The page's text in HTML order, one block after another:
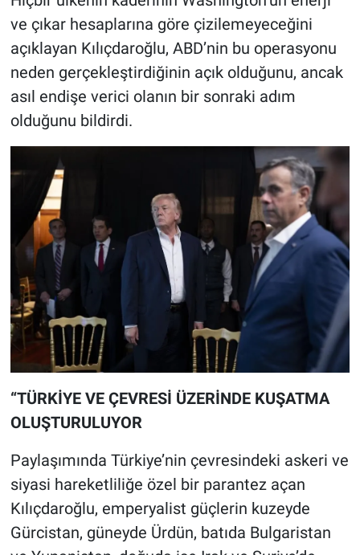
ve çıkar hesaplarına göre çizilemeyeceğini
açıklayan Kılıçdaroğlu, ABD’nin bu operasyonu
neden gerçekleştirdiğinin açık olduğunu, ancak
asıl endişe verici olanın bir sonraki adım
olduğunu bildirdi.
“TÜRKİYE VE ÇEVRESİ ÜZERİNDE KUŞATMA
OLUŞTURULUYOR
Paylaşımında Türkiye’nin çevresindeki askeri ve
siyasi hareketliliğe özel bir parantez açan
Kılıçdaroğlu, emperyalist güçlerin kuzeyde
Gürcistan, güneyde Ürdün, batıda Bulgaristan